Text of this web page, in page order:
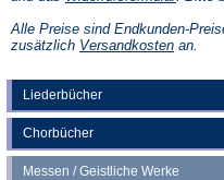
Liederbücher
Chorbücher
Messen / Geistliche Werke
einem
neuen
Alle Preise sind Endkunden-
zusätzlich Versandkosten(Öffnet
an.